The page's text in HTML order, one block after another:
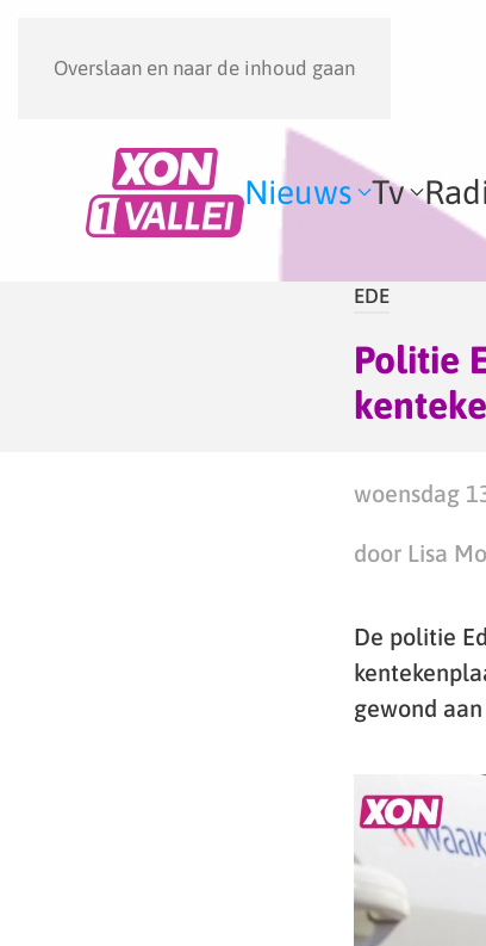
Overslaan en naar de inhoud gaan
Nieuws Tv
EDE
Politie
woensdag
door Lisa
De politie
gewond